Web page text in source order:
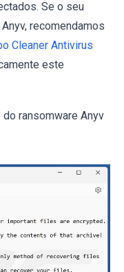
Se o seu
recomendamos
Cleaner Antivirus
este
ransomware Anyv